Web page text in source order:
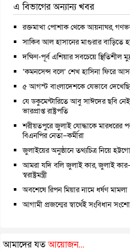
এ বিভাগের অন্যান্য খবর
রক্তমাখা পোশাক থেকে আয়নাঘর,
সাকিব আল হাসানের মাগুরার বাড়িতে
দক্ষিণ-পূর্ব এশিয়ার সবচেয়ে স্থিতিশীল
‘কমনসেন্স বলে’ শেখ হাসিনা ফিরে
৫ আগস্ট বাংলাদেশকে যেভাবে
যে ডকুমেন্টারিতে আবু সাঈদের ছবি
ভারপ্রাপ্ত রাষ্ট্রপতি
শরীয়তপুরে জুলাই যোদ্ধাকে মারধরের
বিএনপির নেতা–কর্মীরা
জুলাইয়ের অনুষ্ঠানে তথ্যচিত্র নিয়ে
আমরা যদি বলি জুলাই কার, জুলাই
স্বরাষ্ট্রমন্ত্রী
অবশেষে রিপন মিয়ার নামে ধর্ষণ মামলা
আগামী প্রজন্মের স্বার্থেই সংবিধান
আমাদের যতআয়োজন...